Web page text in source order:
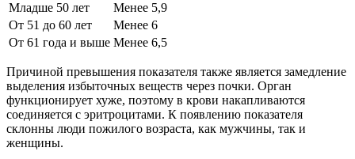
Младше 50 лет
Менее 5,9
От 51 до 60 лет
Менее 6
От 61 года и выше Менее 6,5
Причиной превышения показателя также является замедление
выделения избыточных веществ через почки. Орган
функционирует хуже, поэтому в крови накапливаются
соединяется с эритроцитами. К появлению показателя
склонны люди пожилого возраста, как мужчины, так и
женщины.